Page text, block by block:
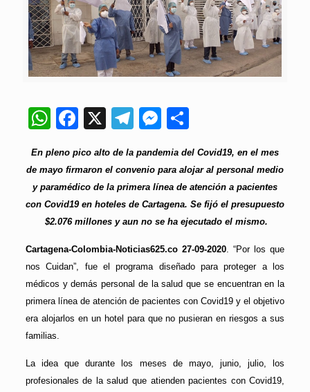
WhatsApp
Facebook
X Telegram
Messenger
En pleno pico alto de la pandemia del Covid19, en el mes
de mayo firmaron el convenio para alojar al personal medio
y paramédico de la primera línea de atención a pacientes
con Covid19 en hoteles de Cartagena. Se fijó el presupuesto
$2.076 millones y aun no se ha ejecutado el mismo.
Cartagena-Colombia-Noticias625.co 27-09-2020. “Por los que
nos Cuidan”, fue el programa diseñado para proteger a los
médicos y demás personal de la salud que se encuentran en la
primera línea de atención de pacientes con Covid19 y el objetivo
era alojarlos en un hotel para que no pusieran en riesgos a sus
familias.
La idea que durante los meses de mayo, junio, julio, los
profesionales de la salud que atienden pacientes con Covid19,